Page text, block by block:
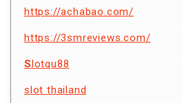
https://achabao.com/
https://3smreviews.com/
Slotqu88
slot thailand